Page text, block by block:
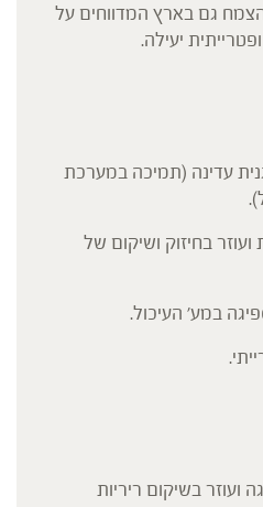
גם בארץ המדווחים על
יעילה.
עדינה (תמיכה במערכת
בחיזוק ושיקום של
במע' העיכול.
ועוזר בשיקום ריריות